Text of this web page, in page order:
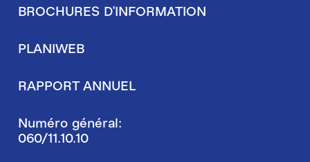
BROCHURES D'INFORMATION
PLANIWEB
RAPPORT ANNUEL
Numéro général:
060/11.10.10